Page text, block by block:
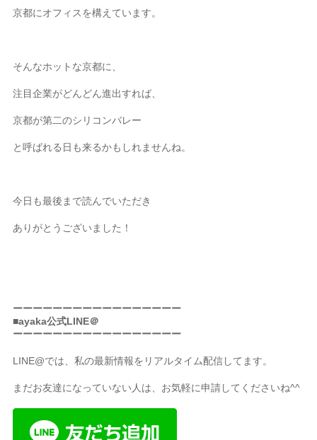
京都にオフィスを構えています。
そんなホットな京都に、
注目企業がどんどん進出すれば、
京都が第二のシリコンバレー
と呼ばれる日も来るかもしれませんね。
今日も最後まで読んでいただき
ありがとうございました！
ーーーーーーーーーーーーーーーーー
■ayaka公式LINE＠
ーーーーーーーーーーーーーーーーー
LINE@では、私の最新情報をリアルタイム配信してます。
まだお友達になっていない人は、お気軽に申請してくださいね^^